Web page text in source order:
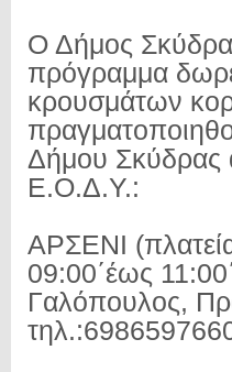
Ο Δήμος
πρόγραμμα
κρουσμάτων
Δήμου Σκύδρας
Ε.Ο.Δ.Υ.:
ΑΡΣΕΝΙ
09:00΄έως
Γαλόπουλος,